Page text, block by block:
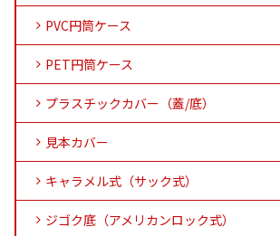
PVC円筒ケース
PET円筒ケース
プラスチックカバー（蓋/底）
見本カバー
キャラメル式（サック式）
ジゴク底（アメリカンロック式）